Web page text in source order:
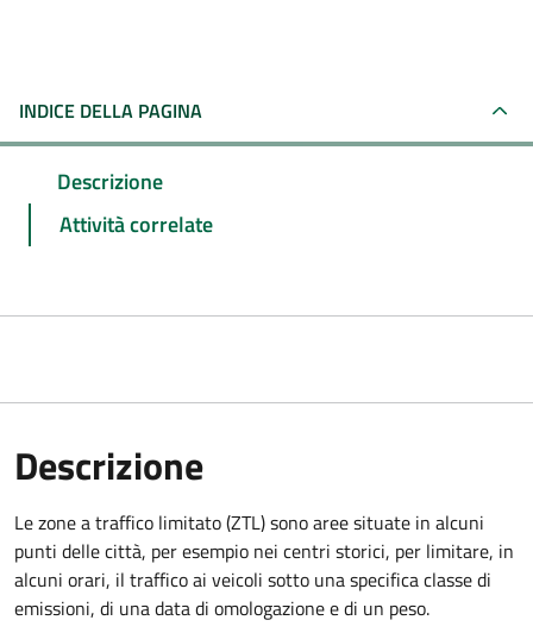
INDICE DELLA PAGINA
Descrizione
Attività correlate
Descrizione
Le zone a traffico limitato (ZTL) sono aree situate in alcuni
punti delle città, per esempio nei centri storici, per limitare, in
alcuni orari, il traffico ai veicoli sotto una specifica classe di
emissioni, di una data di omologazione e di un peso.